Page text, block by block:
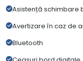
Asistență schimbare
Avertizare în caz de
Bluetooth